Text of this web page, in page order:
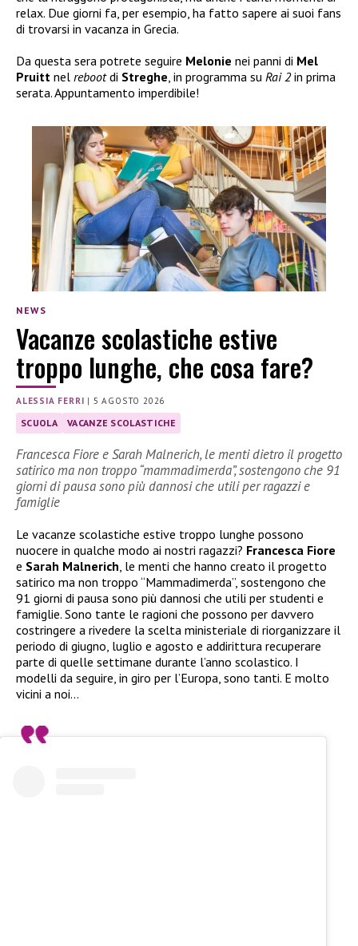
relax. Due giorni fa, per esempio, ha fatto sapere ai suoi fans
di trovarsi in vacanza in Grecia.
Da questa sera potrete seguire Melonie nei panni di Mel
Pruitt nel rebootdi Streghe, in programma su Rai 2in prima
serata. Appuntamento imperdibile!
NEWS
Vacanze scolastiche estive
troppo lunghe, che cosa fare?
ALESSIA FERRI | 5 AGOSTO 2026
SCUOLA VACANZE SCOLASTICHE
Francesca Fiore e Sarah Malnerich, le menti dietro il progetto
satirico ma non troppo “mammadimerda”, sostengono che 91
giorni di pausa sono più dannosi che utili per ragazzi e
famiglie
Le vacanze scolastiche estive troppo lunghe possono
nuocere in qualche modo ai nostri ragazzi? Francesca Fiore
e Sarah Malnerich, le menti che hanno creato il progetto
satirico ma non troppo “Mammadimerda”, sostengono che
91 giorni di pausa sono più dannosi che utili per studenti e
famiglie. Sono tante le ragioni che possono per davvero
costringere a rivedere la scelta ministeriale di riorganizzare il
periodo di giugno, luglio e agosto e addirittura recuperare
parte di quelle settimane durante l’anno scolastico. I
modelli da seguire, in giro per l’Europa, sono tanti. E molto
vicini a noi…